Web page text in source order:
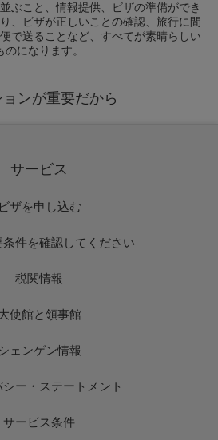
ぶこと、情報提供、ビザの準備ができ
、ビザが正しいことの確認、旅行に間
で送ることなど、すべてが素晴らしい
のになります。
ョンが重要だから
サービス
ビザを申し込む
条件を確認してください
税関情報
使館と領事館
シェンゲン情報
ー・ステートメント
サービス条件